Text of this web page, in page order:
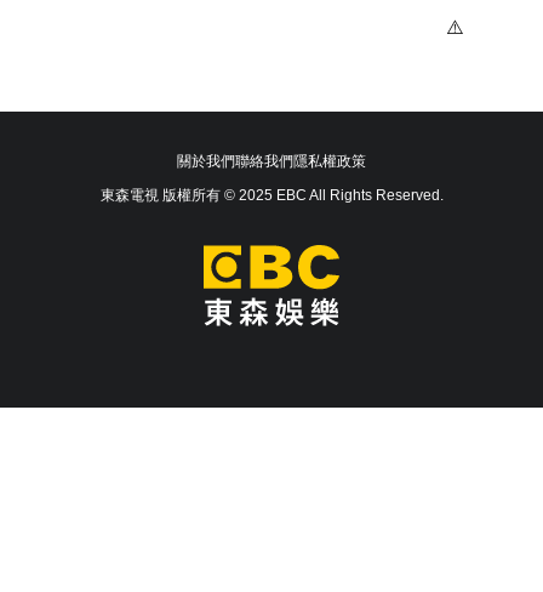
關於我們聯絡我們隱私權政策
東森電視 版權所有 © 2025 EBC All Rights Reserved.